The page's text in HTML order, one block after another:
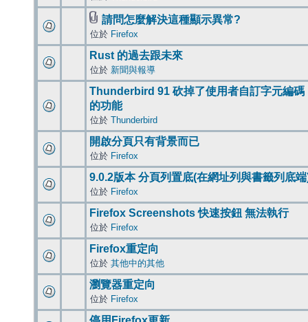
請問怎麼解決這種顯示異常?
位於 Firefox
Rust 的過去跟未來
位於 新聞與報導
Thunderbird 91 砍掉了使用者自訂字元編碼
的功能
位於 Thunderbird
開啟分頁只有背景而已
位於 Firefox
9.0.2版本 分頁列置底(在網址列與書籤列底
位於 Firefox
Firefox Screenshots 快速按鈕 無法執行
位於 Firefox
Firefox重定向
位於 其他中的其他
瀏覽器重定向
位於 Firefox